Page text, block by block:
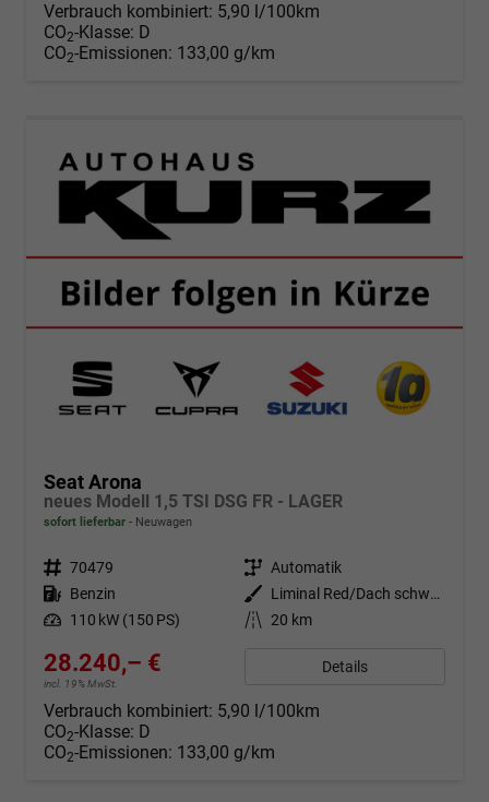
Verbrauch kombiniert: 5,90 l/100km
CO2-Klasse: D
CO2-Emissionen: 133,00 g/km
Seat Arona
neues Modell 1,5 TSI DSG FR - LAGER
sofort lieferbar Neuwagen
Fahrzeugnr. 70479 Getriebe Automatik
Kraftstoff Benzin Außenfarbe
Liminal Red/Dach schwarz Metallic (S60E)
Leistung 110 kW (150 PS) Kilometerstand 20 km
28.240,– €
incl. 19% MwSt.
Details
Verbrauch kombiniert: 5,90 l/100km
CO2-Klasse: D
CO2-Emissionen: 133,00 g/km